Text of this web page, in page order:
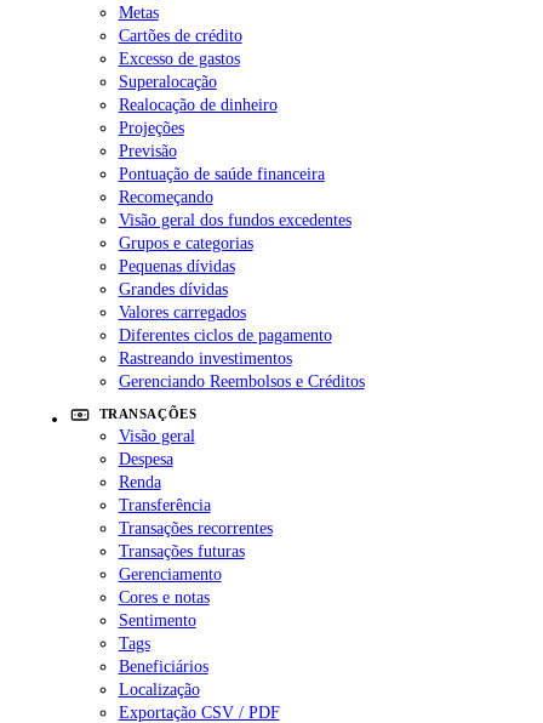
Metas
Cartões de crédito
Excesso de gastos
Superalocação
Realocação de dinheiro
Projeções
Previsão
Pontuação de saúde financeira
Recomeçando
Visão geral dos fundos excedentes
Grupos e categorias
Pequenas dívidas
Grandes dívidas
Valores carregados
Diferentes ciclos de pagamento
Rastreando investimentos
Gerenciando Reembolsos e Créditos
TRANSAÇÕES
Visão geral
Despesa
Renda
Transferência
Transações recorrentes
Transações futuras
Gerenciamento
Cores e notas
Sentimento
Tags
Beneficiários
Localização
Exportação CSV / PDF